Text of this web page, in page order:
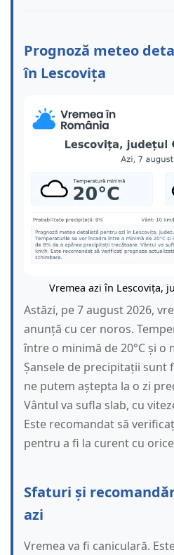
Prognoză meteo
în Lescovița
Vremea azi în Lescovița,
Astăzi, pe 7 august 2026,
anunță cu cer noros.
între o minimă de 20°C și o
Șansele de precipitații sunt
ne putem aștepta la o zi
Vântul va sufla slab, cu
Este recomandat să
pentru a fi la curent cu
Sfaturi și
azi
Vremea va fi caniculară.